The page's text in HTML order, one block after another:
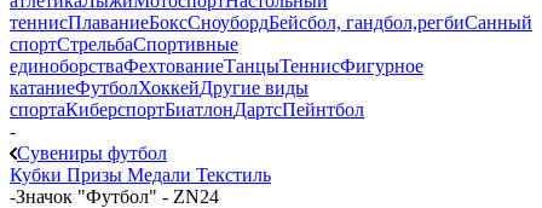
теннисПлаваниеБоксСноубордБейсбол, гандбол,регбиСанный
спортСтрельбаСпортивные
единоборстваФехтованиеТанцыТеннисФигурное
катаниеФутболХоккейДругие виды
спортаКиберспортБиатлонДартсПейнтбол
-
Сувениры футбол
Кубки Призы Медали Текстиль
-Значок "Футбол" - ZN24